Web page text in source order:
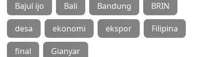
Bajul ijo Bali Bandung BRIN
desa ekonomi ekspor Filipina
final Gianyar